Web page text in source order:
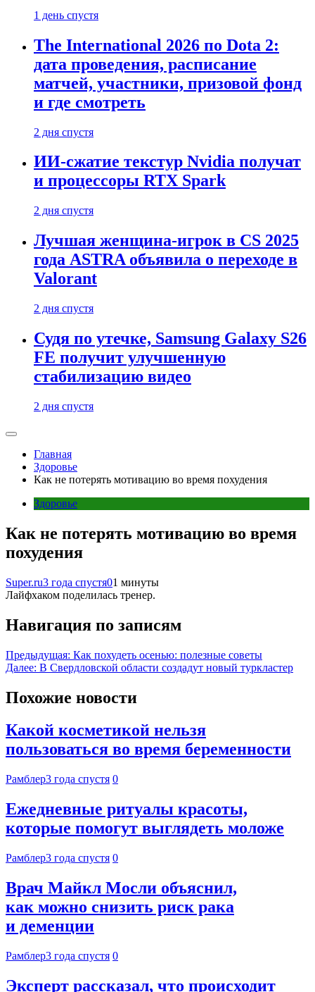
1 день спустя
The International 2026 по Dota 2:
дата проведения, расписание
матчей, участники, призовой фонд
и где смотреть
2 дня спустя
ИИ-сжатие текстур Nvidia получат
и процессоры RTX Spark
2 дня спустя
Лучшая женщина-игрок в CS 2025
года ASTRA объявила о переходе в
Valorant
2 дня спустя
Судя по утечке, Samsung Galaxy S26
FE получит улучшенную
стабилизацию видео
2 дня спустя
Главная
Здоровье
Как не потерять мотивацию во время похудения
Здоровье
Как не потерять мотивацию во время
похудения
Super.ru3 года спустя01 минуты
Лайфхаком поделилась тренер.
Навигация по записям
Предыдущая: Как похудеть осенью: полезные советы
Далее: В Свердловской области создадут новый туркластер
Похожие новости
Какой косметикой нельзя
пользоваться во время беременности
Рамблер3 года спустя 0
Ежедневные ритуалы красоты,
которые помогут выглядеть моложе
Рамблер3 года спустя 0
Врач Майкл Мосли объяснил,
как можно снизить риск рака
и деменции
Рамблер3 года спустя 0
Эксперт рассказал, что происходит